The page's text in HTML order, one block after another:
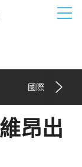
國際
昂出